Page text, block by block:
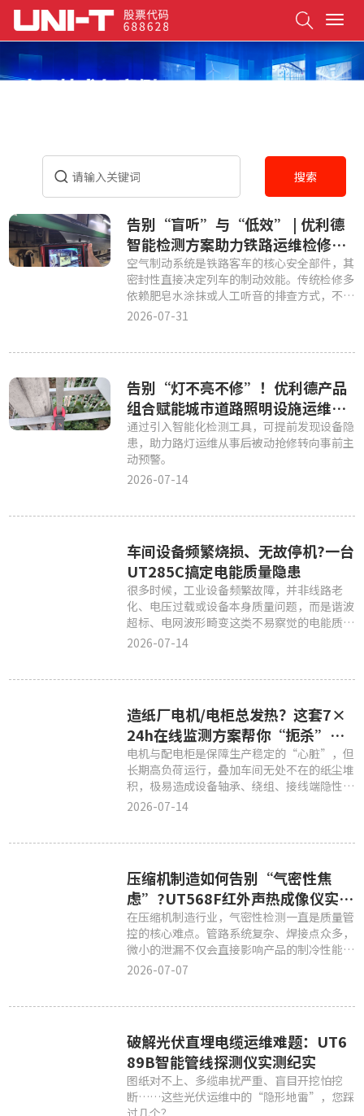
T
o
g
g
a
t
i
o
n
搜索
告别“盲听”与“低效” | 优利德
智能检测方案助力铁路运维检修提
质增效
空气制动系统是铁路客车的核心安全部件，其
密封性直接决定列车的制动效能。传统检修多
依赖肥皂水涂抹或人工听音的排查方式，不仅
耗时费力，更易造成漏检
2026-07-31
告别“灯不亮不修”！优利德产品
组合赋能城市道路照明设施运维更
高效
通过引入智能化检测工具，可提前发现设备隐
患，助力路灯运维从事后被动抢修转向事前主
动预警。
2026-07-14
车间设备频繁烧损、无故停机?一台
UT285C搞定电能质量隐患
很多时候，工业设备频繁故障，并非线路老
化、电压过载或设备本身质量问题，而是谐波
超标、电网波形畸变这类不易察觉的电能质量
隐患导致。
2026-07-14
造纸厂电机/电柜总发热？这套7×
24h在线监测方案帮你“扼杀”热
隐患！
电机与配电柜是保障生产稳定的“心脏”，但
长期高负荷运行，叠加车间无处不在的纸尘堆
积，极易造成设备轴承、绕组、接线端隐性发
热。
2026-07-14
压缩机制造如何告别“气密性焦
虑”?UT568F红外声热成像仪实战
揭秘
在压缩机制造行业，气密性检测一直是质量管
控的核心难点。管路系统复杂、焊接点众多，
微小的泄漏不仅会直接影响产品的制冷性能和
能效比
2026-07-07
破解光伏直埋电缆运维难题：UT6
89B智能管线探测仪实测纪实
图纸对不上、多缆串扰严重、盲目开挖怕挖
断……这些光伏运维中的“隐形地雷”，您踩